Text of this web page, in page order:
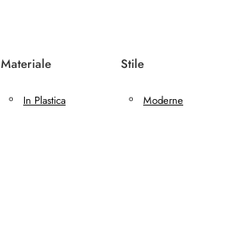
Materiale
In Plastica
Stile
Moderne